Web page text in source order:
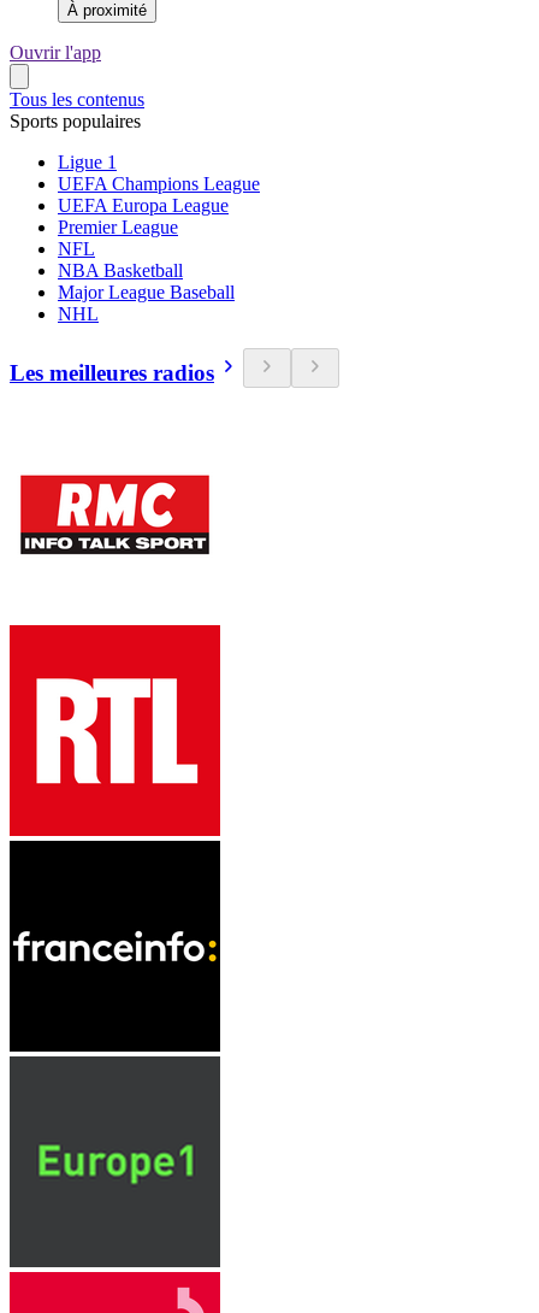
À proximité
Ouvrir l'app
Tous les contenus
Sports populaires
Ligue 1
UEFA Champions League
UEFA Europa League
Premier League
NFL
NBA Basketball
Major League Baseball
NHL
Les meilleures radios